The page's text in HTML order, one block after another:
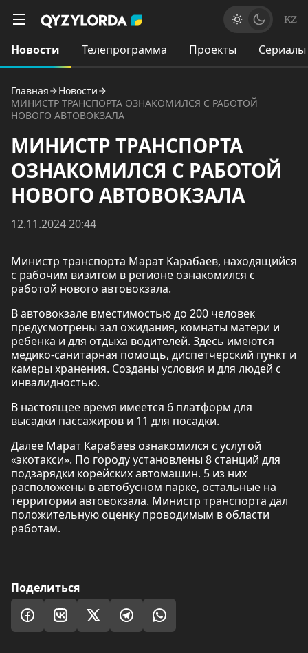
KZ
Новости Телепрограмма Проекты Сериалы
Главная
Новости
МИНИСТР ТРАНСПОРТА ОЗНАКОМИЛСЯ С РАБОТОЙ
НОВОГО АВТОВОКЗАЛА
МИНИСТР ТРАНСПОРТА
ОЗНАКОМИЛСЯ С РАБОТОЙ
НОВОГО АВТОВОКЗАЛА
12.11.2024 20:44
Министр транспорта Марат Карабаев, находящийся
с рабочим визитом в регионе ознакомился с
работой нового автовокзала.
В автовокзале вместимостью до 200 человек
предусмотрены зал ожидания, комнаты матери и
ребенка и для отдыха водителей. Здесь имеются
медико-санитарная помощь, диспетчерский пункт и
камеры хранения. Созданы условия и для людей с
инвалидностью.
В настоящее время имеется 6 платформ для
высадки пассажиров и 11 для посадки.
Далее Марат Карабаев ознакомился с услугой
«экотакси». По городу установлены 8 станций для
подзарядки корейских автомашин. 5 из них
расположены в автобусном парке, остальные на
территории автовокзала. Министр транспорта дал
положительную оценку проводимым в области
работам.
Поделиться